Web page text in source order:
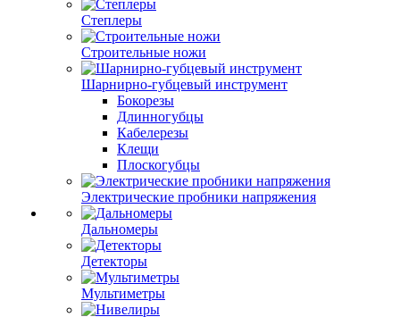
Степлеры
Строительные ножи
Шарнирно-губцевый инструмент
Бокорезы
Длинногубцы
Кабелерезы
Клещи
Плоскогубцы
Электрические пробники напряжения
Дальномеры
Детекторы
Мультиметры